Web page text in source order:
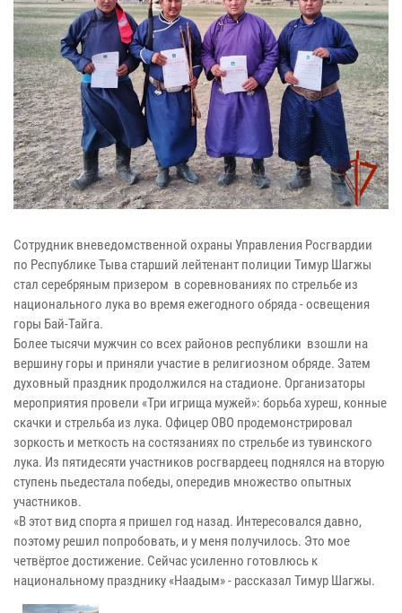
Сотрудник вневедомственной охраны Управления Росгвардии
по Республике Тыва старший лейтенант полиции Тимур Шагжы
стал серебряным призером в соревнованиях по стрельбе из
национального лука во время ежегодного обряда - освещения
горы Бай-Тайга.
Более тысячи мужчин со всех районов республики взошли на
вершину горы и приняли участие в религиозном обряде. Затем
духовный праздник продолжился на стадионе. Организаторы
мероприятия провели «Три игрища мужей»: борьба хуреш, конные
скачки и стрельба из лука. Офицер ОВО продемонстрировал
зоркость и меткость на состязаниях по стрельбе из тувинского
лука. Из пятидесяти участников росгвардеец поднялся на вторую
ступень пьедестала победы, опередив множество опытных
участников.
«В этот вид спорта я пришел год назад. Интересовался давно,
поэтому решил попробовать, и у меня получилось. Это мое
четвёртое достижение. Сейчас усиленно готовлюсь к
национальному празднику «Наадым» - рассказал Тимур Шагжы.